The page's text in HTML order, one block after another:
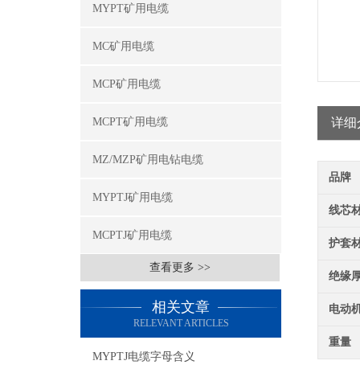
MYPT矿用电缆
MC矿用电缆
MCP矿用电缆
MCPT矿用电缆
MZ/MZP矿用电钻电缆
MYPTJ矿用电缆
MCPTJ矿用电缆
查看更多 >>
相关文章
RELEVANT ARTICLES
MYPTJ电缆字母含义
详细
品牌
线芯
护套
绝缘
电动
重量